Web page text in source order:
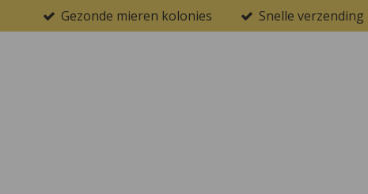
direct
Gezonde mieren kolonies Snelle verzending